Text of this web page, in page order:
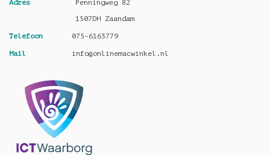
Adres
Penningweg 82
1507DH Zaandam
Telefoon 075-6163779
Mail info@onlinemacwinkel.nl